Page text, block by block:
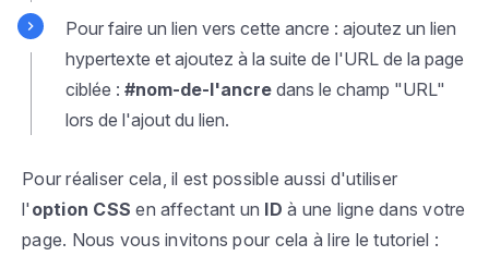
Pour faire un lien vers cette ancre : ajoutez un lien
hypertexte et ajoutez à la suite de l'URL de la page
ciblée : #nom-de-l'ancre dans le champ "URL"
lors de l'ajout du lien.
Pour réaliser cela, il est possible aussi d'utiliser
l' option CSS en affectant un ID à une ligne dans votre
page. Nous vous invitons pour cela à lire le tutoriel :